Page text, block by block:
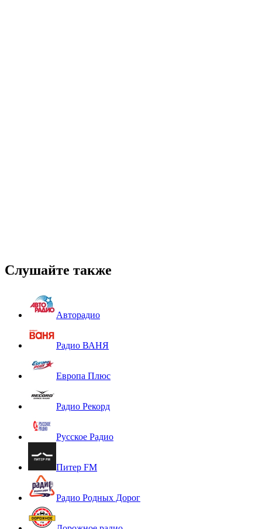
Слушайте также
Авторадио
Радио ВАНЯ
Европа Плюс
Радио Рекорд
Русское Радио
Питер FM
Радио Родных Дорог